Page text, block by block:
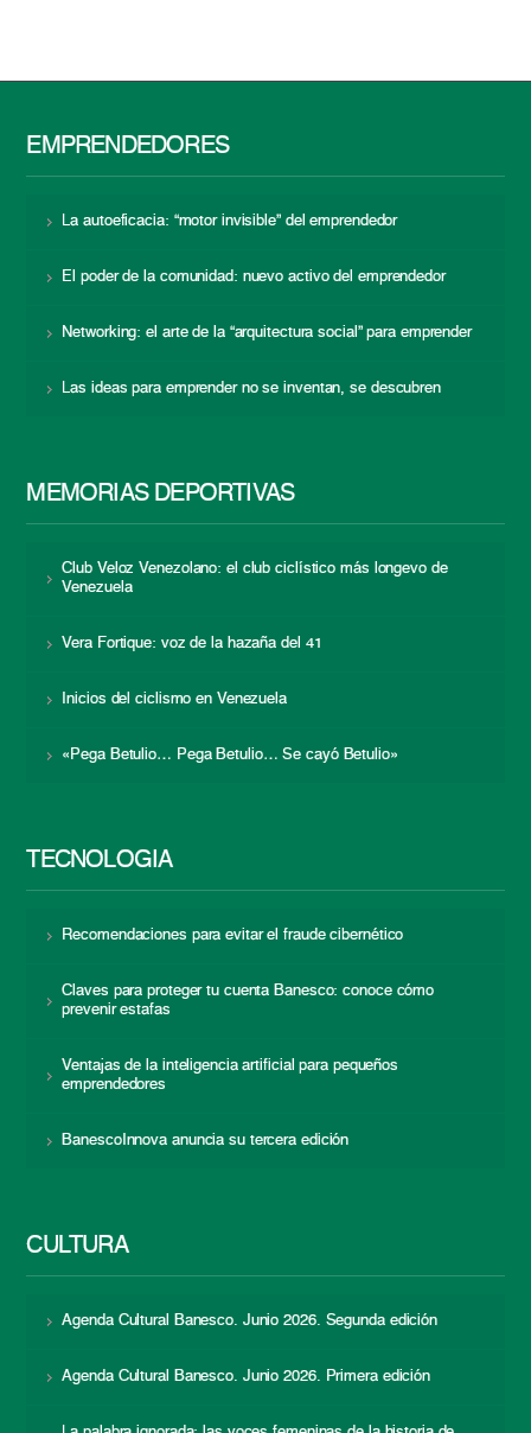
EMPRENDEDORES
La autoeficacia: “motor invisible” del emprendedor
El poder de la comunidad: nuevo activo del emprendedor
Networking: el arte de la “arquitectura social” para emprender
Las ideas para emprender no se inventan, se descubren
MEMORIAS DEPORTIVAS
Club Veloz Venezolano: el club ciclístico más longevo de
Venezuela
Vera Fortique: voz de la hazaña del 41
Inicios del ciclismo en Venezuela
«Pega Betulio… Pega Betulio… Se cayó Betulio»
TECNOLOGÍA
Recomendaciones para evitar el fraude cibernético
Claves para proteger tu cuenta Banesco: conoce cómo
prevenir estafas
Ventajas de la inteligencia artificial para pequeños
emprendedores
BanescoInnova anuncia su tercera edición
CULTURA
Agenda Cultural Banesco. Junio 2026. Segunda edición
Agenda Cultural Banesco. Junio 2026. Primera edición